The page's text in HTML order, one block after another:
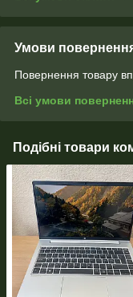
Умови
Повернення товару
Всі умови
Подібні товари